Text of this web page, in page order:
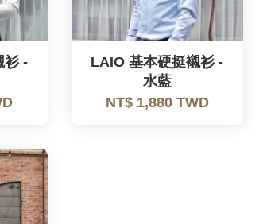
衫 -
LAIO 基本硬挺襯衫 -
水藍
NT$ 1,880 TWD